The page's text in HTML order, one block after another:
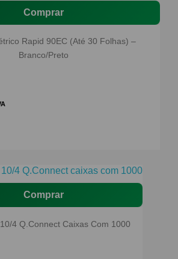
Comprar
Rapid 90EC (Até 30 Folhas) –
Branco/Preto
Comprar
4 Q.Connect Caixas Com 1000